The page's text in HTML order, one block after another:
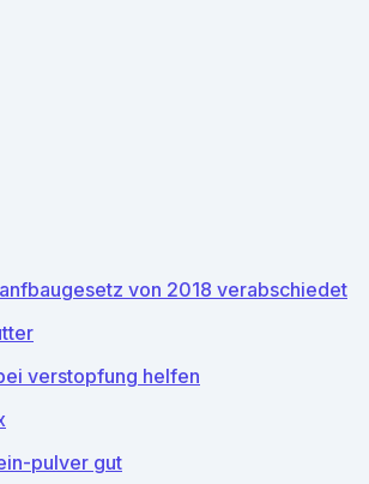
von 2018 verabschiedet
verstopfung helfen
pulver gut